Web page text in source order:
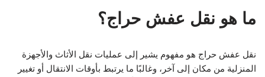
ما هو نقل عفش حراج؟
نقل عفش حراج هو مفهوم يشير إلى عمليات نقل الأثاث والأجهزة
المنزلية من مكان إلى آخر، وغالبًا ما يرتبط بأوقات الانتقال أو تغيير